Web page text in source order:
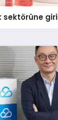
sektörüne